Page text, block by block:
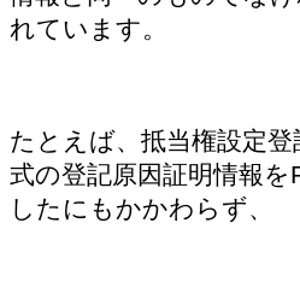
れています。
たとえば、抵当権設定
式の登記原因証明情報
したにもかかわらず、